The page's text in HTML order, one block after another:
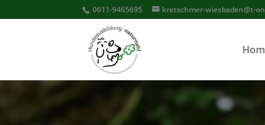
0611-9465695 kretschmer-wiesbaden@t-